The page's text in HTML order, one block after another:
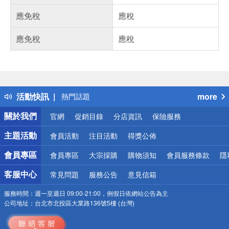
應免稅
應稅
應免稅
應稅
活動快訊
得獎公告
熱門話題
銀行優惠
偏遠地區配送
詐騙網頁！請小心！
more
關於我們
官網 促銷目錄 分店資訊 保險服務
主題活動 會員活動 注目活動 得獎公佈
會員專區 會員專區 大宗採購 購物須知 會員服務條款 隱
客服中心 常見問題 服務公告 意見信箱
服務時間： 週一至週日 09:00-21:00，例假日依網站公告為主
公司地址： 台北市北投區大業路136號5樓 (台灣)